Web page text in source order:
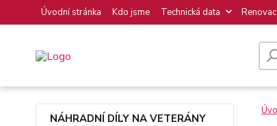
Úvodní stránka Kdo jsme Technická data
NÁHRADNÍ DÍLY NA VETERÁNY